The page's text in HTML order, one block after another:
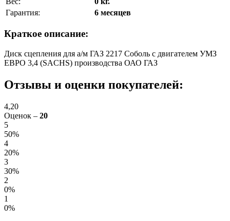
Гарантия:
6 месяцев
Краткое описание:
Диск сцепления для а/м ГАЗ 2217 Соболь с двигателем УМЗ
ЕВРО 3,4 (SACHS) производства ОАО ГАЗ
Отзывы и оценки покупателей:
4,20
Оценок – 20
5
50%
4
20%
3
30%
2
0%
1
0%